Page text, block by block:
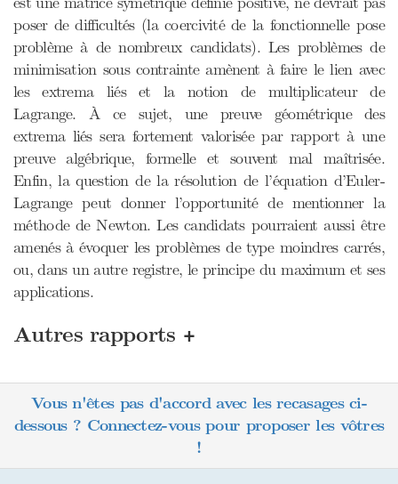
poser de difficultés (la coercivité de la fonctionnelle pose
problème à de nombreux candidats). Les problèmes de
minimisation sous contrainte amènent à faire le lien avec
les extrema liés et la notion de multiplicateur de
Lagrange. À ce sujet, une preuve géométrique des
extrema liés sera fortement valorisée par rapport à une
preuve algébrique, formelle et souvent mal maîtrisée.
Enfin, la question de la résolution de l’équation d’Euler-
Lagrange peut donner l’opportunité de mentionner la
méthode de Newton. Les candidats pourraient aussi être
amenés à évoquer les problèmes de type moindres carrés,
ou, dans un autre registre, le principe du maximum et ses
applications.
Autres rapports +
Vous n'êtes pas d'accord avec les recasages ci-
dessous ? Connectez-vous pour proposer les vôtres
!